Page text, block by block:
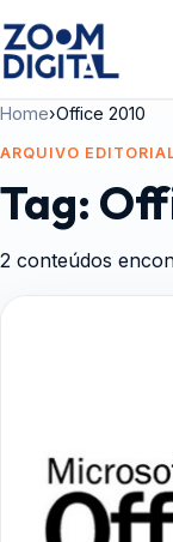
Home›Office 2010
ARQUIVO
Tag:
2 conteúdos